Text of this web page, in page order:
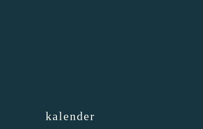
kalender